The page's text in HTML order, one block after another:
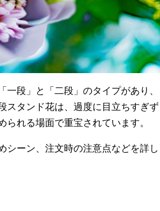
段」と「二段」のタイプがあり、
スタンド花は、過度に目立ちすぎず
れる場面で重宝されています。
シーン、注文時の注意点などを詳し